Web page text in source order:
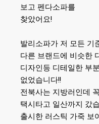
보고 펜다소파를
찾았어요!
발리소파가 저 모든 기
다른 브랜드에 비슷한
디자인등 디테일한 부
없었습니다!!
전북사는 지방러인데
택시타고 일산까지 갔
출시한 러스틱 가죽 보